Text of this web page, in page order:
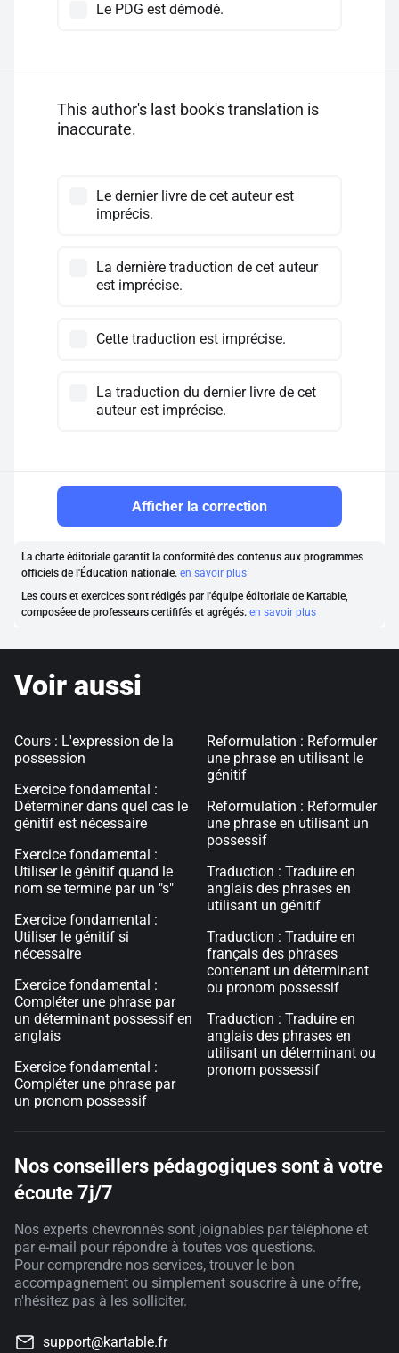
Le PDG est démodé.
This author's last book's translation is
inaccurate.
Le dernier livre de cet auteur est
imprécis.
La dernière traduction de cet auteur
est imprécise.
Cette traduction est imprécise.
La traduction du dernier livre de cet
auteur est imprécise.
Afficher la correction
La charte éditoriale garantit la conformité des contenus aux programmes
officiels de l'Éducation nationale. en savoir plus
Les cours et exercices sont rédigés par l'équipe éditoriale de Kartable,
composéee de professeurs certififés et agrégés. en savoir plus
Voir aussi
Cours : L'expression de la
possession
Exercice fondamental :
Déterminer dans quel cas le
génitif est nécessaire
Exercice fondamental :
Utiliser le génitif quand le
nom se termine par un "s"
Exercice fondamental :
Utiliser le génitif si
nécessaire
Exercice fondamental :
Compléter une phrase par
un déterminant possessif en
anglais
Exercice fondamental :
Compléter une phrase par
un pronom possessif
Reformulation : Reformuler
une phrase en utilisant le
génitif
Reformulation : Reformuler
une phrase en utilisant un
possessif
Traduction : Traduire en
anglais des phrases en
utilisant un génitif
Traduction : Traduire en
français des phrases
contenant un déterminant
ou pronom possessif
Traduction : Traduire en
anglais des phrases en
utilisant un déterminant ou
pronom possessif
Nos conseillers pédagogiques sont à votre
écoute 7j/7
Nos experts chevronnés sont joignables par téléphone et
par e-mail pour répondre à toutes vos questions.
Pour comprendre nos services, trouver le bon
accompagnement ou simplement souscrire à une offre,
n'hésitez pas à les solliciter.
support@kartable.fr